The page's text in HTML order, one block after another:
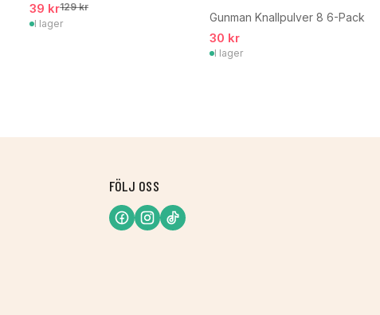
39 kr129 kr
I lager
Gunman Knallpulver 8 6-Pack
30 kr
I lager
FÖLJ OSS